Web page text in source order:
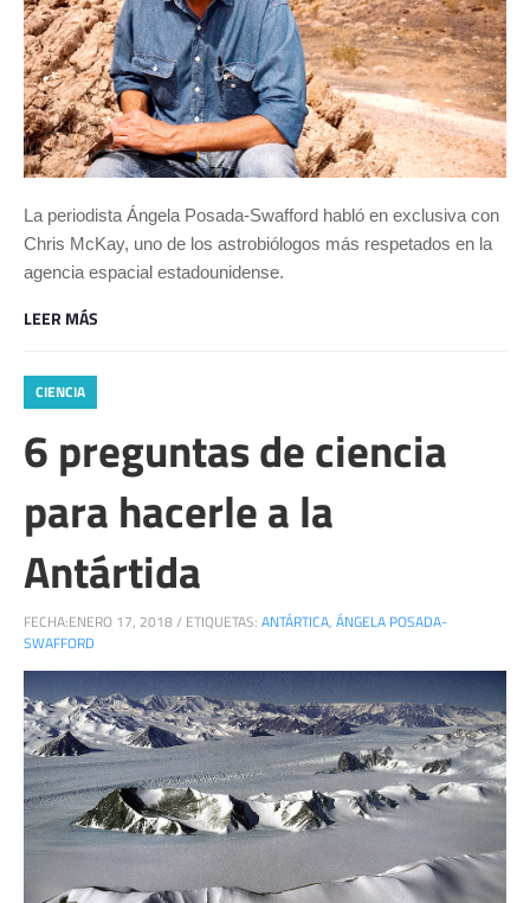
La periodista Ángela Posada-Swafford habló en exclusiva con
Chris McKay, uno de los astrobiólogos más respetados en la
agencia espacial estadounidense.
LEER MÁS
CIENCIA
6 preguntas de ciencia
para hacerle a la
Antártida
FECHA:ENERO 17, 2018/ ETIQUETAS: ANTÁRTICA, ÁNGELA POSADA-
SWAFFORD